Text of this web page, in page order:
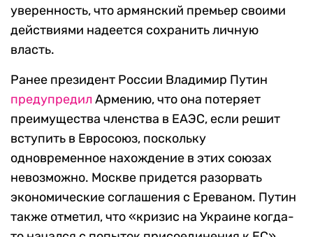
уверенность, что армянский премьер своими
действиями надеется сохранить личную
власть.
Ранее президент России Владимир Путин
предупредил Армению, что она потеряет
преимущества членства в ЕАЭС, если решит
вступить в Евросоюз, поскольку
одновременное нахождение в этих союзах
невозможно. Москве придется разорвать
экономические соглашения с Ереваном. Путин
также отметил, что «кризис на Украине когда-